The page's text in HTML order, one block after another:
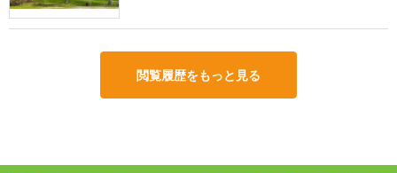
閲覧履歴をもっと見る